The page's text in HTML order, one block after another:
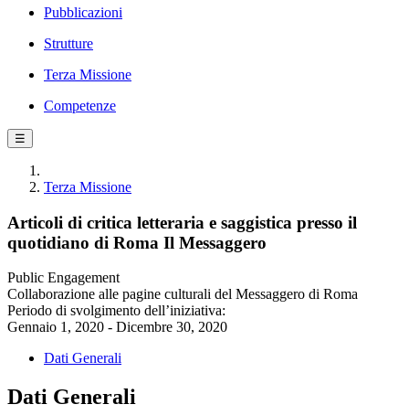
Pubblicazioni
Strutture
Terza Missione
Competenze
☰
Terza Missione
Articoli di critica letteraria e saggistica presso il
quotidiano di Roma Il Messaggero
Public Engagement
Collaborazione alle pagine culturali del Messaggero di Roma
Periodo di svolgimento dell’iniziativa:
Gennaio 1, 2020 - Dicembre 30, 2020
Dati Generali
Dati Generali